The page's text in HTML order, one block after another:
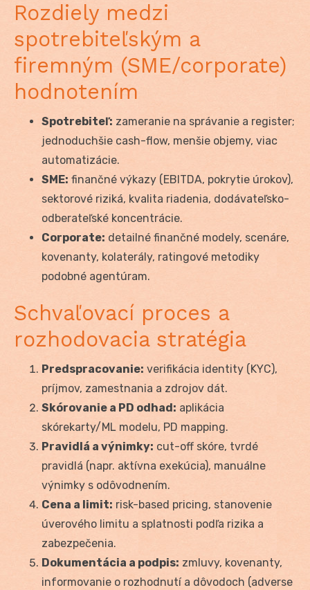
Rozdiely medzi
spotrebiteľským a
firemným (SME/corporate)
hodnotením
Spotrebiteľ: zameranie na správanie a register;
jednoduchšie cash-flow, menšie objemy, viac
automatizácie.
SME: finančné výkazy (EBITDA, pokrytie úrokov),
sektorové riziká, kvalita riadenia, dodávateľsko-
odberateľské koncentrácie.
Corporate: detailné finančné modely, scenáre,
kovenanty, kolaterály, ratingové metodiky
podobné agentúram.
Schvaľovací proces a
rozhodovacia stratégia
Predspracovanie: verifikácia identity (KYC),
príjmov, zamestnania a zdrojov dát.
Skórovanie a PD odhad: aplikácia
skórekarty/ML modelu, PD mapping.
Pravidlá a výnimky: cut-off skóre, tvrdé
pravidlá (napr. aktívna exekúcia), manuálne
výnimky s odôvodnením.
Cena a limit: risk-based pricing, stanovenie
úverového limitu a splatnosti podľa rizika a
zabezpečenia.
Dokumentácia a podpis: zmluvy, kovenanty,
informovanie o rozhodnutí a dôvodoch (adverse